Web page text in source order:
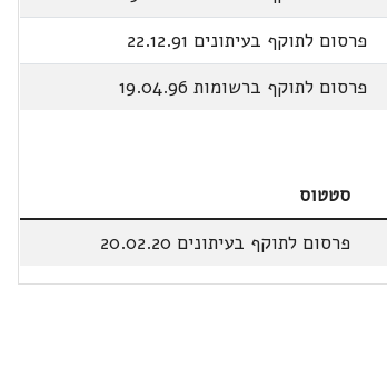
פרסום לתוקף בעיתונים 22.12.91
פרסום לתוקף ברשומות 19.04.96
סטטוס
פרסום לתוקף בעיתונים 20.02.20